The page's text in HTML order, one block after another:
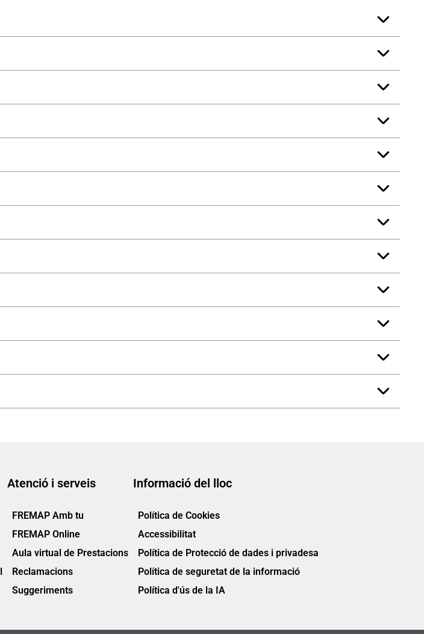
Atenció i serveis
FREMAP Amb tu
FREMAP Online
Aula virtual de Prestacions
Reclamacions
Suggeriments
Informació del lloc
Política de Cookies
Accessibilitat
Política de Protecció de dades i privadesa
Política de seguretat de la informació
Política d'ús de la IA